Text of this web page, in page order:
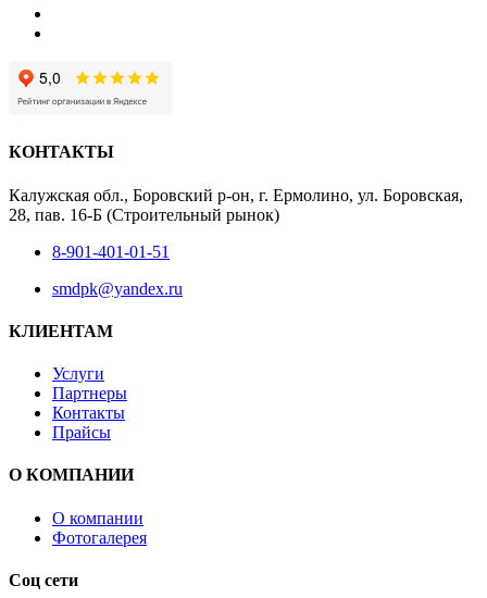
КОНТАКТЫ
Калужская обл., Боровский р-он, г. Ермолино, ул. Боровская,
28, пав. 16-Б (Строительный рынок)
8-901-401-01-51
smdpk@yandex.ru
КЛИЕНТАМ
Услуги
Партнеры
Контакты
Прайсы
О КОМПАНИИ
О компании
Фотогалерея
Соц сети